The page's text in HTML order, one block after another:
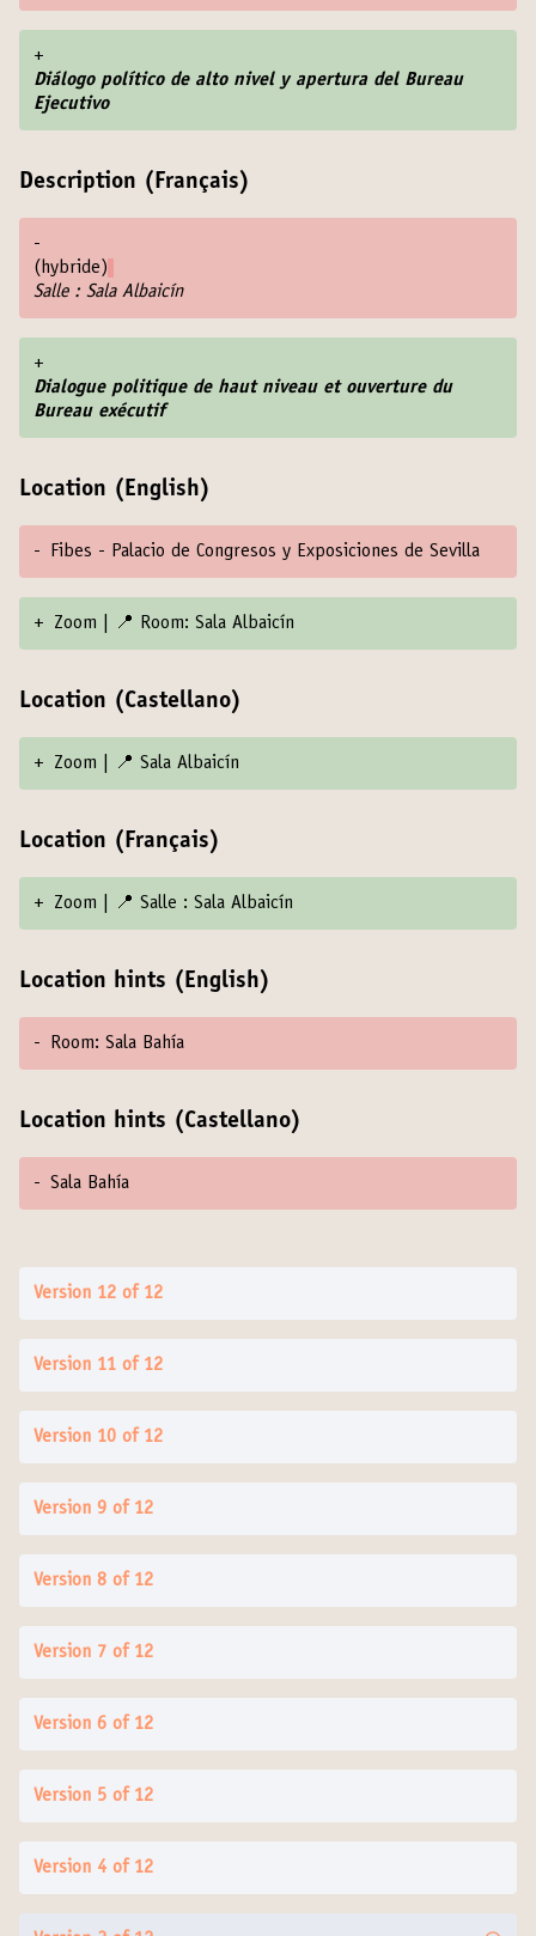
+
Diálogo político de alto nivel y apertura del Bureau
Ejecutivo
Description (Français)
-
(hybride)
Salle : Sala Albaicín
+
Dialogue politique de haut niveau et ouverture du
Bureau exécutif
Location (English)
- Fibes - Palacio de Congresos y Exposiciones de Sevilla
+ Zoom | 📍 Room: Sala Albaicín
Location (Castellano)
+ Zoom | 📍 Sala Albaicín
Location (Français)
+ Zoom | 📍 Salle : Sala Albaicín
Location hints (English)
- Room: Sala Bahía
Location hints (Castellano)
- Sala Bahía
Version 12 of 12
Version 11 of 12
Version 10 of 12
Version 9 of 12
Version 8 of 12
Version 7 of 12
Version 6 of 12
Version 5 of 12
Version 4 of 12